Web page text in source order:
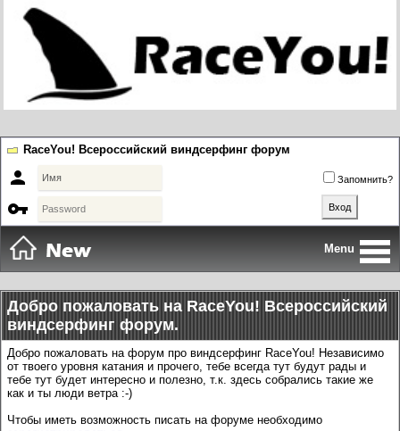
RaceYou! Всероссийский виндсерфинг форум
 Запомнить?

Menu
Добро пожаловать на RaceYou! Всероссийский
виндсерфинг форум.
Добро пожаловать на форум про виндсерфинг RaceYou! Независимо
от твоего уровня катания и прочего, тебе всегда тут будут рады и
тебе тут будет интересно и полезно, т.к. здесь собрались такие же
как и ты люди ветра :-)
Чтобы иметь возможность писать на форуме необходимо